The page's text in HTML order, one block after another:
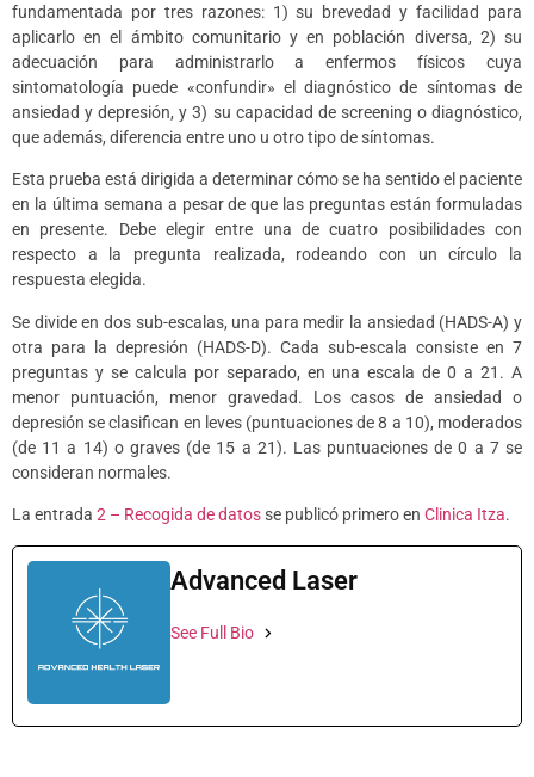
fundamentada por tres razones: 1) su brevedad y facilidad para
aplicarlo en el ámbito comunitario y en población diversa, 2) su
adecuación para administrarlo a enfermos físicos cuya
sintomatología puede «confundir» el diagnóstico de síntomas de
ansiedad y depresión, y 3) su capacidad de screening o diagnóstico,
que además, diferencia entre uno u otro tipo de síntomas.
Esta prueba está dirigida a determinar cómo se ha sentido el paciente
en la última semana a pesar de que las preguntas están formuladas
en presente. Debe elegir entre una de cuatro posibilidades con
respecto a la pregunta realizada, rodeando con un círculo la
respuesta elegida.
Se divide en dos sub-escalas, una para medir la ansiedad (HADS-A) y
otra para la depresión (HADS-D). Cada sub-escala consiste en 7
preguntas y se calcula por separado, en una escala de 0 a 21. A
menor puntuación, menor gravedad. Los casos de ansiedad o
depresión se clasifican en leves (puntuaciones de 8 a 10), moderados
(de 11 a 14) o graves (de 15 a 21). Las puntuaciones de 0 a 7 se
consideran normales.
La entrada 2 – Recogida de datosse publicó primero en Clinica Itza.
Advanced Laser
See Full Bio